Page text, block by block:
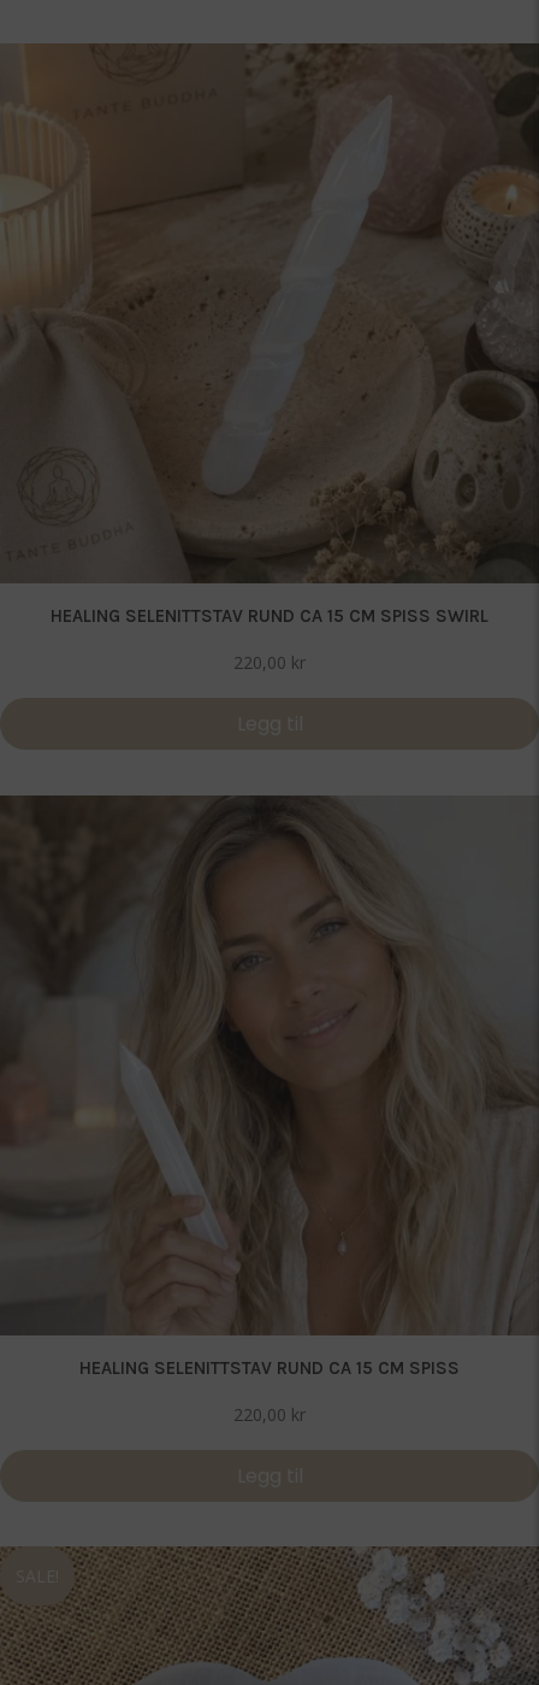
HEALING SELENITTSTAV RUND CA 15 CM SPISS SWIRL
220,00 kr
Legg til
HEALING SELENITTSTAV RUND CA 15 CM SPISS
220,00 kr
Legg til
SALE!